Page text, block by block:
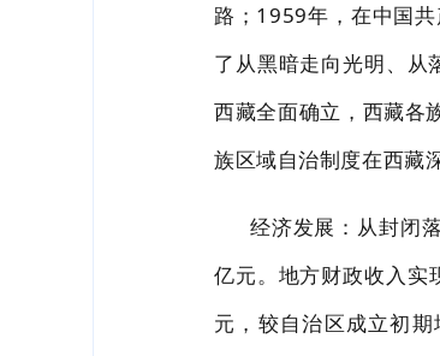
路； 1959年，在中国
了从黑暗走向光明、从
西藏全面确立，西藏各
族区域自治制度在西藏
经济发展：从封闭
亿元。地方财政收入实
元，较自治区成立初